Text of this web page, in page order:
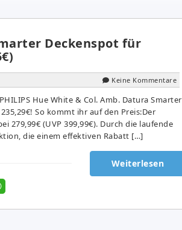
Deckenspot für
Keine Kommentare
Hue White & Col. Amb. Datura Smarter
So kommt ihr auf den Preis:Der
279,99€ (UVP 399,99€). Durch die laufende
die einem effektiven Rabatt […]
Weiterlesen